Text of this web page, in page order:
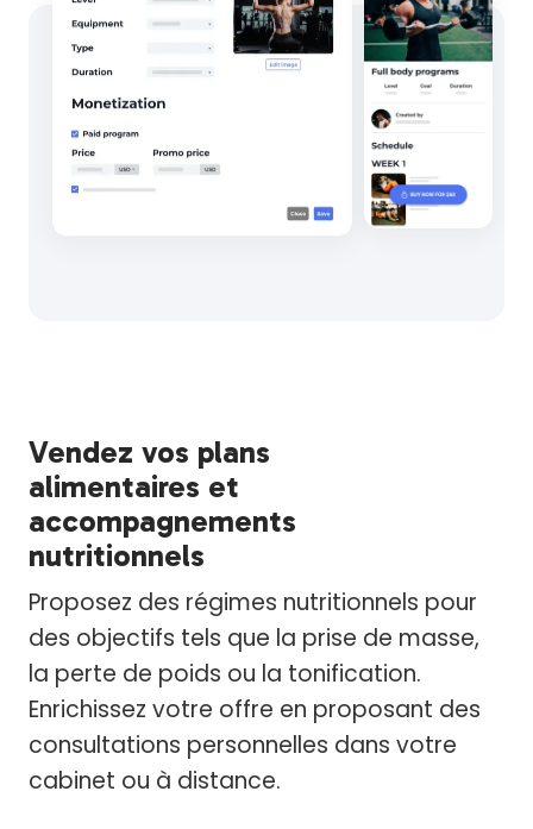
Vendez vos plans
alimentaires et
accompagnements
nutritionnels
Proposez des régimes nutritionnels pour
des objectifs tels que la prise de masse,
la perte de poids ou la tonification.
Enrichissez votre offre en proposant des
consultations personnelles dans votre
cabinet ou à distance.